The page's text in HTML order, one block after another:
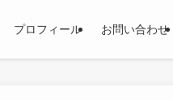
プロフィール お問い合わせ